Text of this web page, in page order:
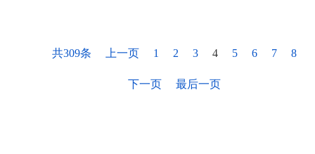
共309条 上一页 1 2 3 4 5 6 7 8
下一页 最后一页